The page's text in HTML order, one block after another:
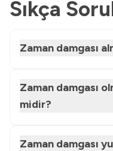
Sıkça
Zaman damgası
Zaman damgası
midir?
Zaman damgası